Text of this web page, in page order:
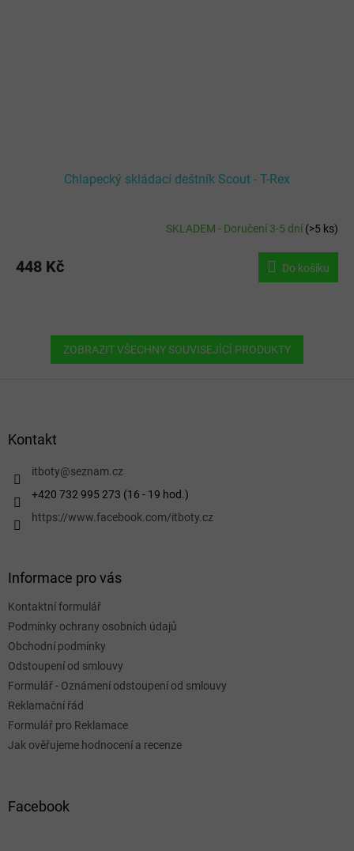
Chlapecký skládací deštník Scout - T-Rex
SKLADEM - Doručení 3-5 dní(>5 ks)
448 Kč Do košíku
ZOBRAZIT VŠECHNY SOUVISEJÍCÍ PRODUKTY
Kontakt
itboty@seznam.cz
+420 732 995 273 (16 - 19 hod.)
https://www.facebook.com/itboty.cz
Informace pro vás
Kontaktní formulář
Podmínky ochrany osobních údajů
Obchodní podmínky
Odstoupení od smlouvy
Formulář - Oznámení odstoupení od smlouvy
Reklamační řád
Formulář pro Reklamace
Jak ověřujeme hodnocení a recenze
Facebook